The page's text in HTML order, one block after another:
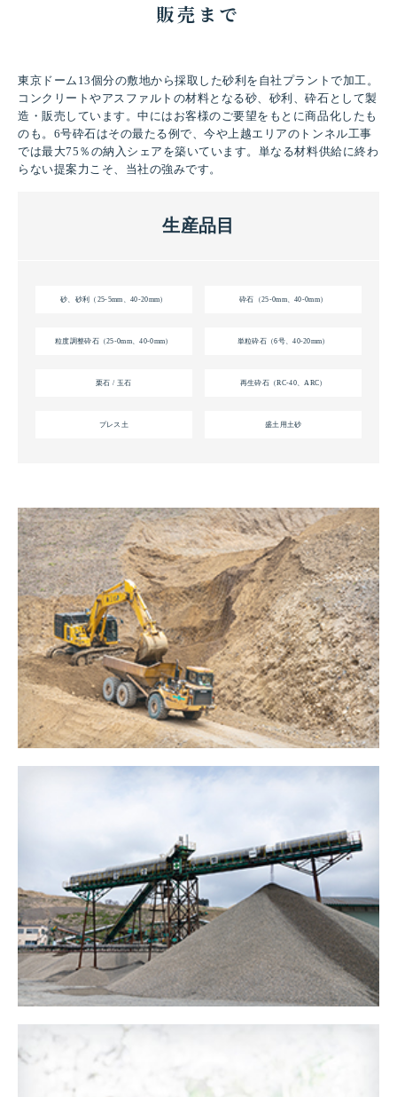
販売まで
東京ドーム13個分の敷地から採取した砂利を自社プラントで加工。
コンクリートやアスファルトの材料となる砂、砂利、砕石として製
造・販売しています。中にはお客様のご要望をもとに商品化したも
のも。6号砕石はその最たる例で、今や上越エリアのトンネル工事
では最大75％の納入シェアを築いています。単なる材料供給に終わ
らない提案力こそ、当社の強みです。
生産品目
砂、砂利（25-5mm、40-20mm） 砕石（25-0mm、40-0mm）
粒度調整砕石（25-0mm、40-0mm） 単粒砕石（6号、40-20mm）
栗石 / 玉石 再生砕石（RC-40、ARC）
プレス土 盛土用土砂